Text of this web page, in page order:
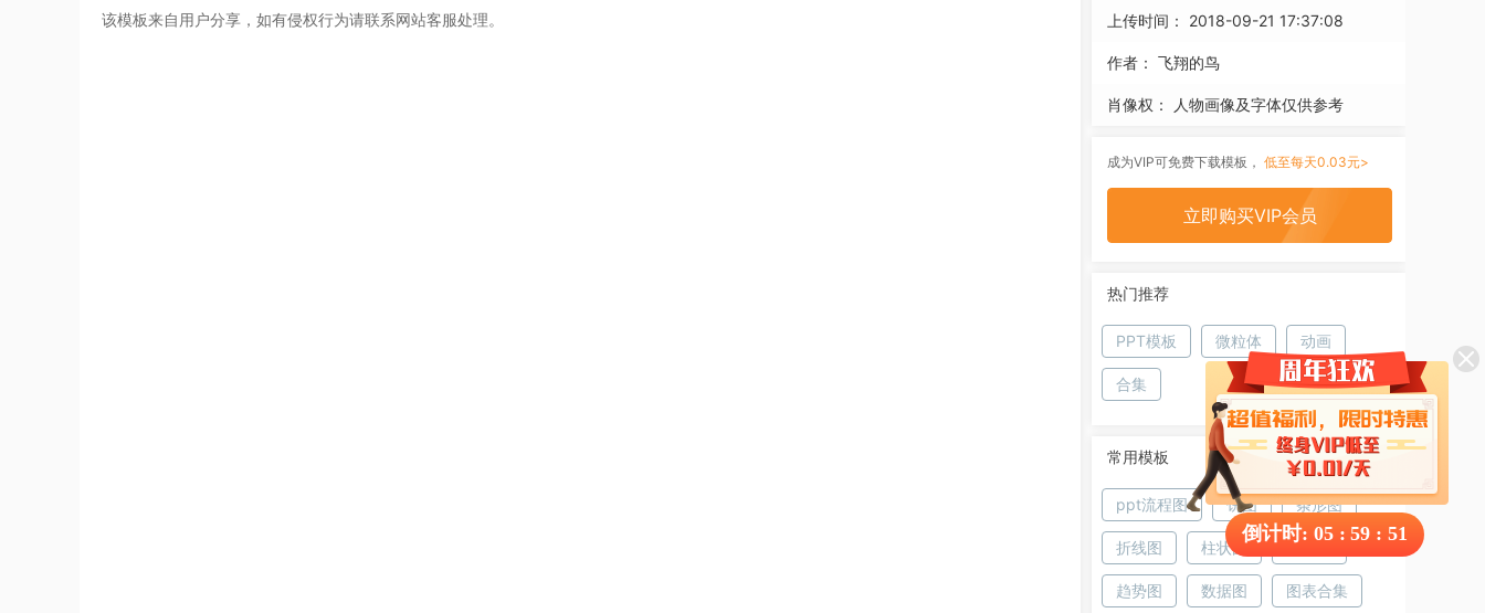
该模板来自用户分享，如有侵权行为请联系网站客服处理。
上传时间： 2018-09-21 17:37:08
作者： 飞翔的鸟
肖像权： 人物画像及字体仅供参考
成为VIP可免费下载模板， 低至每天0.03元>
立即购买VIP会员
热门推荐
PPT模板 微粒体 动画
合集
常用模板
ppt流程图 饼图 条形图
折线图 柱状图 树状图
趋势图 数据图 图表合集
倒计时: 05 : 59 : 51